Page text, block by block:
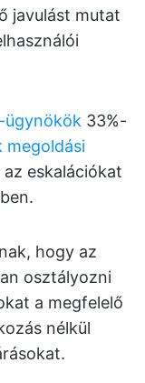
javulást mutat
ügynökök 33%-
megoldási
eskalációkat
hogy az
osztályozni
a megfelelő
nélkül